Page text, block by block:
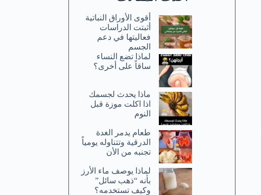
أقوى الأوراق النباتية
أثبتت الدراسات
فعاليتها في دعم
الجسم
لماذا تضع النساء
ساقاً على أخرى؟
ماذا يحدث لجسمك
اذا اكلت موزة قبل
النوم
طعام يدمر الغدة
الدرقية وتتناوله يومياً
تجنبه من الأن
لماذا يوصف ماء الأرز
بأنه “ذهب سائل”
وكيف تستخدمه؟